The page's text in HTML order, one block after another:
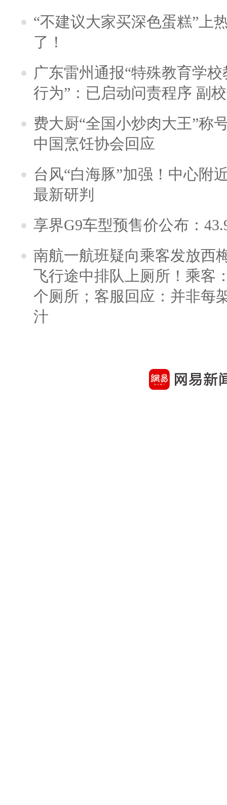
“不建议大家买深色蛋糕”上
了！
广东雷州通报“特殊教育学
行为”：已启动问责程序 副
费大厨“全国小炒肉大王”称
中国烹饪协会回应
台风“白海豚”加强！中心附
最新研判
享界G9车型预售价公布：
南航一航班疑向乘客发放西
飞行途中排队上厕所！乘客
个厕所；客服回应：并非每
汁